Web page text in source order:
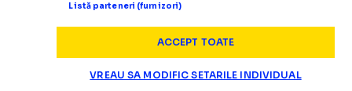
Listă parteneri (furnizori)
ACCEPT TOATE
VREAU SA MODIFIC SETARILE INDIVIDUAL